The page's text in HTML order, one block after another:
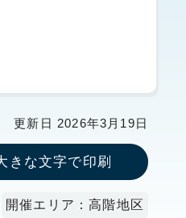
新日 2026年3月19日
きな文字で印刷
開催エリア：高階地区